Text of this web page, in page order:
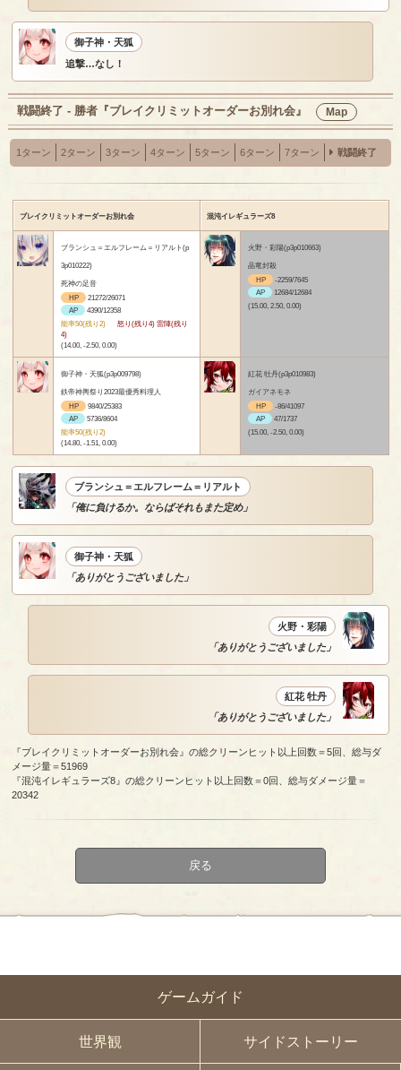
ゲームガイド
世界観 サイドストーリー
御子神・天狐
追撃…なし！
戦闘終了 - 勝者『ブレイクリミットオーダーお別れ会』 Map
1ターン 2ターン 3ターン 4ターン 5ターン 6ターン 7ターン 戦闘終了
ブレイクリミットオーダーお別れ会 混沌イレギュラーズ8
ブランシュ＝エルフレーム＝リアルト(p
3p010222)
死神の足音
HP
21272/26071
AP
4390/12358
能率50(残り2)
怒り(残り4) 雷陣(残り
4)
(14.00, -2.50, 0.00)
火野・彩陽(p3p010663)
晶竜封殺
HP
-2259/7645
AP
12684/12684
(15.00, 2.50, 0.00)
御子神・天狐(p3p009798)
鉄帝神輿祭り2023最優秀料理人
HP
9840/25383
AP
5736/8604
能率50(残り2)
(14.80, -1.51, 0.00)
紅花 牡丹(p3p010983)
ガイアネモネ
HP
-86/41097
AP
47/1737
(15.00, -2.50, 0.00)
ブランシュ＝エルフレーム＝リアルト
「俺に負けるか。ならばそれもまた定め」
御子神・天狐
「ありがとうございました」
火野・彩陽
「ありがとうございました」
紅花 牡丹
「ありがとうございました」
『ブレイクリミットオーダーお別れ会』の総クリーンヒット以上回数＝5回、総与ダ
メージ量＝51969
『混沌イレギュラーズ8』の総クリーンヒット以上回数＝0回、総与ダメージ量＝
20342
戻る